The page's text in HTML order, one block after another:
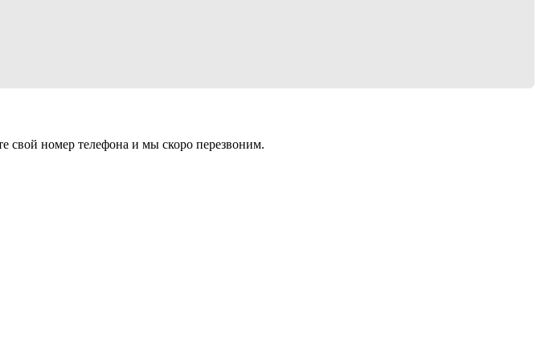
свой номер телефона и мы скоро перезвоним.